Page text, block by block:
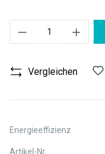
Vergleichen
Energieeffizienz
Artikel-Nr.